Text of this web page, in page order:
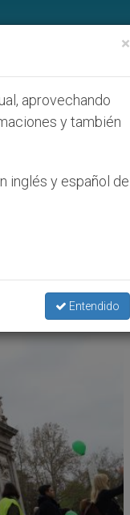
Santa
×
aprovechando
y también
inglés y español de
Entendido